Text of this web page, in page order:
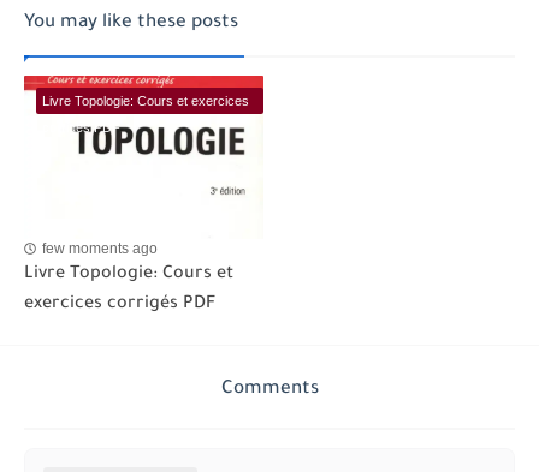
You may like these posts
Livre Topologie: Cours et exercices
corrigés PDF
few moments ago
Livre Topologie: Cours et
exercices corrigés PDF
Comments